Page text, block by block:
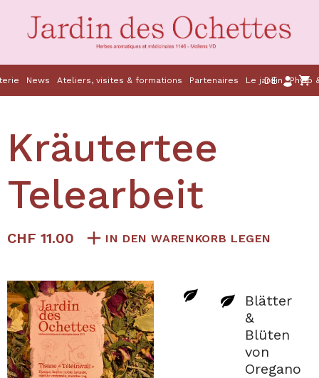
News Ateliers, visites & formations Partenaires Le jardin Phylo
DE
Kräutertee
Telearbeit
CHF 11.00 IN DEN WARENKORB LEGEN
Blätter
&
Blüten
von
Oregano